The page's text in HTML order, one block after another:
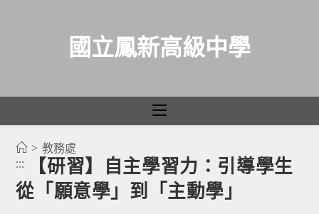
國立鳳新高級中學
> 教務處
:::
【研習】自主學習力：引導學生
從「願意學」到「主動學」